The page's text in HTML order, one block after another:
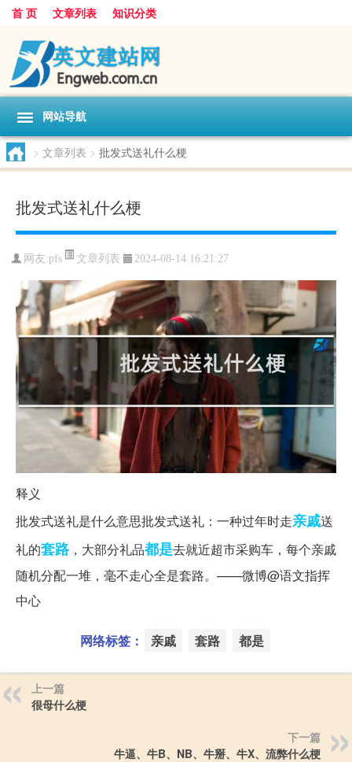
首 页 文章列表 知识分类
网站导航
> 文章列表 > 批发式送礼什么梗
批发式送礼什么梗
网友:pfs 文章列表 2024-08-14 16:21:27
释义
批发式送礼是什么意思批发式送礼：一种过年时走亲戚送
礼的套路，大部分礼品都是去就近超市采购车，每个亲戚
随机分配一堆，毫不走心全是套路。——微博@语文指挥
中心
网络标签： 亲戚 套路 都是
上一篇
很母什么梗
下一篇
牛逼、牛B、NB、牛掰、牛X、流弊什么梗